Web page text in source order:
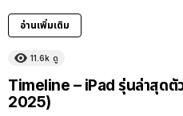
อ่านเพิ่มเติม
11.6k ดู
Timeline – iPad รุ่นล่าสุดตั
2025)